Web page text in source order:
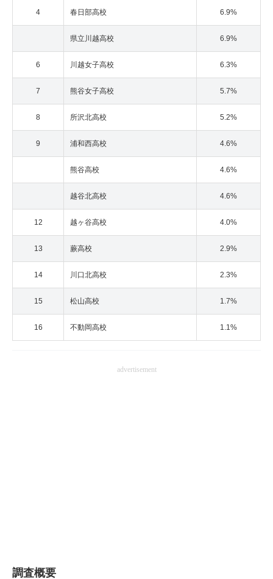
4 春日部高校 6.9%
県立川越高校 6.9%
6 川越女子高校 6.3%
7 熊谷女子高校 5.7%
8 所沢北高校 5.2%
9 浦和西高校 4.6%
熊谷高校 4.6%
越谷北高校 4.6%
12 越ヶ谷高校 4.0%
13 蕨高校 2.9%
14 川口北高校 2.3%
15 松山高校 1.7%
16 不動岡高校 1.1%
advertisement
調査概要